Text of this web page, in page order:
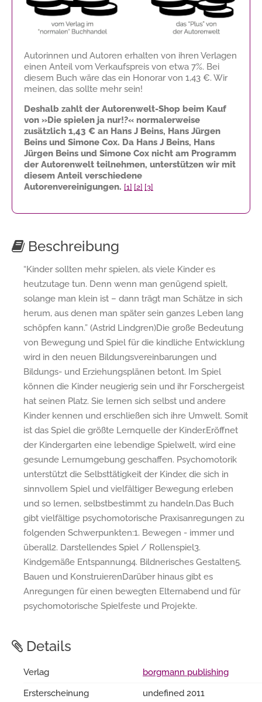
Autorinnen und Autoren erhalten von ihren Verlagen
einen Anteil vom Verkaufspreis von etwa 7%. Bei
diesem Buch wäre das ein Honorar von 1,43 €. Wir
meinen, das sollte mehr sein!
Deshalb zahlt der Autorenwelt-Shop beim Kauf
von »Die spielen ja nur!?« normalerweise
zusätzlich 1,43 € an Hans J Beins, Hans Jürgen
Beins und Simone Cox. Da Hans J Beins, Hans
Jürgen Beins und Simone Cox nicht am Programm
der Autorenwelt teilnehmen, unterstützen wir mit
diesem Anteil verschiedene
Autorenvereinigungen. [1] [2] [3]
Beschreibung
“Kinder sollten mehr spielen, als viele Kinder es
heutzutage tun. Denn wenn man genügend spielt,
solange man klein ist – dann trägt man Schätze in sich
herum, aus denen man später sein ganzes Leben lang
schöpfen kann.” (Astrid Lindgren)Die große Bedeutung
von Bewegung und Spiel für die kindliche Entwicklung
wird in den neuen Bildungsvereinbarungen und
Bildungs- und Erziehungsplänen betont. Im Spiel
können die Kinder neugierig sein und ihr Forschergeist
hat seinen Platz. Sie lernen sich selbst und andere
Kinder kennen und erschließen sich ihre Umwelt. Somit
ist das Spiel die größte Lernquelle der Kinder.Eröffnet
der Kindergarten eine lebendige Spielwelt, wird eine
gesunde Lernumgebung geschaffen. Psychomotorik
unterstützt die Selbsttätigkeit der Kinder, die sich in
sinnvollem Spiel und vielfältiger Bewegung erleben
und so lernen, selbstbestimmt zu handeln.Das Buch
gibt vielfältige psychomotorische Praxisanregungen zu
folgenden Schwerpunkten:1. Bewegen - immer und
überall2. Darstellendes Spiel / Rollenspiel3.
Kindgemäße Entspannung4. Bildnerisches Gestalten5.
Bauen und KonstruierenDarüber hinaus gibt es
Anregungen für einen bewegten Elternabend und für
psychomotorische Spielfeste und Projekte.
Details
Verlag
borgmann publishing
Ersterscheinung
undefined 2011